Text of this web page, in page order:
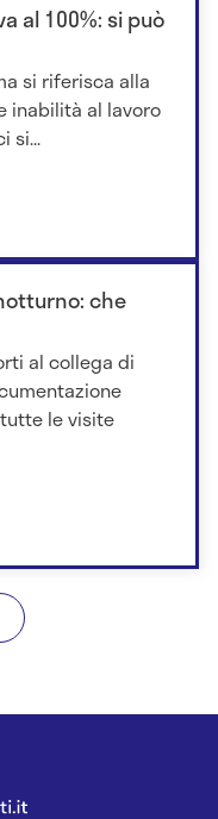
al 100%: si può
si riferisca alla
inabilità al lavoro
si...
che
al collega di
le visite